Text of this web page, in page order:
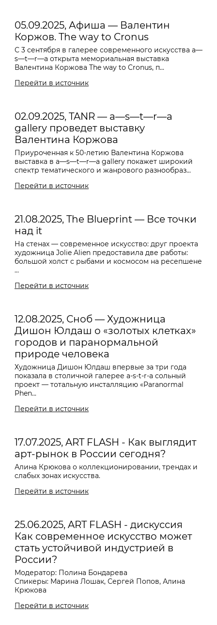
05.09.2025, Афиша — Валентин
Коржов. The way to Cronus
С 3 сентября в галерее современного искусства a—
s—t—r—a открыта мемориальная выставка
Валентина Коржова The way to Cronus, п...
Перейти в источник
02.09.2025, TANR — a—s—t—r—a
gallery проведет выставку
Валентина Коржова
Приуроченная к 50-летию Валентина Коржова
выставка в a—s—t—r—a gallery покажет широкий
спектр тематического и жанрового разнообраз...
Перейти в источник
21.08.2025, The Blueprint — Все точки
над it
На стенах — современное искусство: друг проекта
художница Jolie Alien предоставила две работы:
большой холст с рыбами и космосом на ресепшене
...
Перейти в источник
12.08.2025, Сноб — Художница
Дишон Юлдаш о «золотых клетках»
городов и паранормальной
природе человека
Художница Дишон Юлдаш впервые за три года
показала в столичной галерее a-s-t-r-a сольный
проект — тотальную инсталляцию «Paranormal
Phen...
Перейти в источник
17.07.2025, ART FLASH - Как выглядит
арт-рынок в России сегодня?
Алина Крюкова о коллекционировании, трендах и
слабых зонах искусства.
Перейти в источник
25.06.2025, ART FLASH - дискуссия
Как современное искусство может
стать устойчивой индустрией в
России?
Модератор: Полина Бондарева
Спикеры: Марина Лошак, Сергей Попов, Алина
Крюкова
Перейти в источник